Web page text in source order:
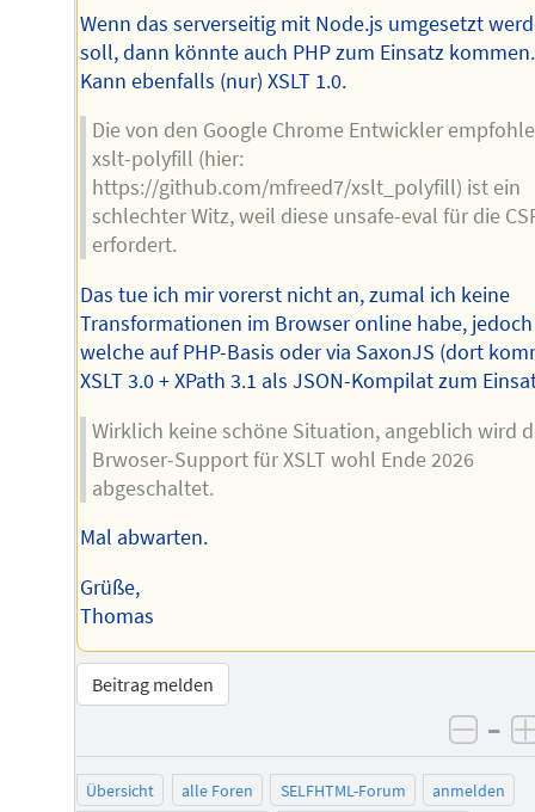
Wenn das serverseitig mit Node.js umgesetzt
soll, dann könnte auch PHP zum Einsatz kommen.
Kann ebenfalls (nur) XSLT 1.0.
Die von den Google Chrome Entwickler
xslt-polyfill (hier:
https://github.com/mfreed7/xslt_polyfill) ist ein
schlechter Witz, weil diese unsafe-eval für die
erfordert.
Das tue ich mir vorerst nicht an, zumal ich keine
Transformationen im Browser online habe, jedoch
welche auf PHP-Basis oder via SaxonJS (dort
XSLT 3.0 + XPath 3.1 als JSON-Kompilat zum
Wirklich keine schöne Situation, angeblich wird
Brwoser-Support für XSLT wohl Ende 2026
abgeschaltet.
Mal abwarten.
Grüße,
Thomas
Beitrag melden
–
Übersicht alle Foren SELFHTML-Forum
anmelden